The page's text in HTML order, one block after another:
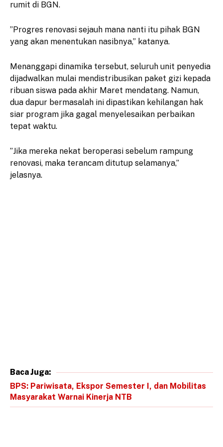
rumit di BGN.
​”Progres renovasi sejauh mana nanti itu pihak BGN
yang akan menentukan nasibnya,” katanya.
​Menanggapi dinamika tersebut, seluruh unit penyedia
dijadwalkan mulai mendistribusikan paket gizi kepada
ribuan siswa pada akhir Maret mendatang. Namun,
dua dapur bermasalah ini dipastikan kehilangan hak
siar program jika gagal menyelesaikan perbaikan
tepat waktu.
​”Jika mereka nekat beroperasi sebelum rampung
renovasi, maka terancam ditutup selamanya,”
jelasnya.
Baca Juga:
BPS: Pariwisata, Ekspor Semester I, dan Mobilitas
Masyarakat Warnai Kinerja NTB